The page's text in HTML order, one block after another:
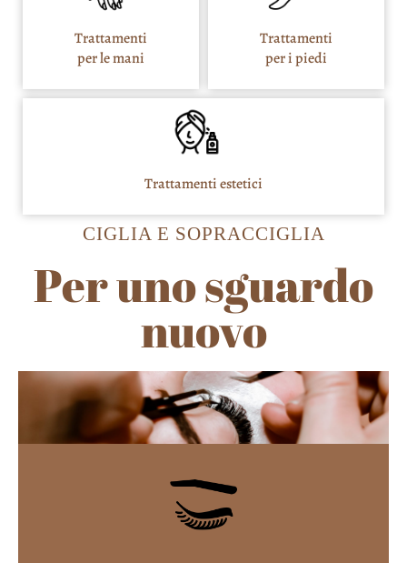
Trattamenti
per le mani
Trattamenti
per i piedi
Trattamenti estetici
CIGLIA E SOPRACCIGLIA
Per uno sguardo
nuovo